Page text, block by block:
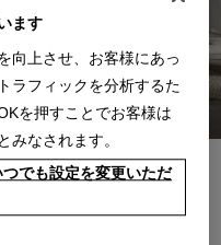
を掲げるグローバル家
ます
向上させ、お客様にあっ
ラフィックを分析するた
を押すことでお客様は
みなされます。
でも設定を変更いただ